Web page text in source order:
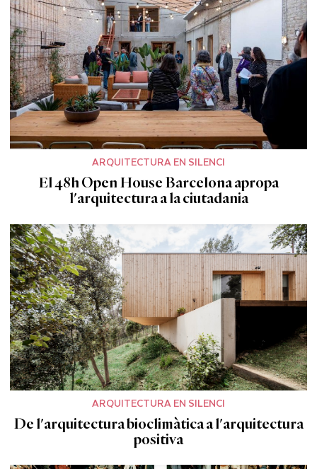
ARQUITECTURA EN SILENCI
El 48h Open House Barcelona apropa
l'arquitectura a la ciutadania
ARQUITECTURA EN SILENCI
De l'arquitectura bioclimàtica a l'arquitectura
positiva